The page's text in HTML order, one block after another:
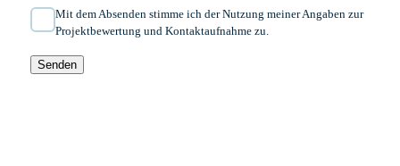
Mit dem Absenden stimme ich der Nutzung meiner Angaben zur
Projektbewertung und Kontaktaufnahme zu.
Senden